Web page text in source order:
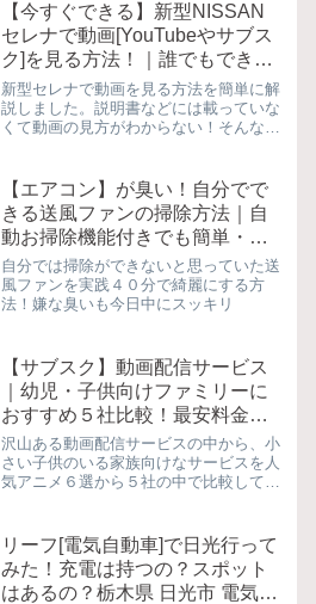
【今すぐできる】新型NISSAN
セレナで動画[YouTubeやサブス
ク]を見る方法！｜誰でもできる
簡単解説
新型セレナで動画を見る方法を簡単に解
説しました。説明書などには載っていな
くて動画の見方がわからない！そんな方
【エアコン】が臭い！自分でで
きる送風ファンの掃除方法｜自
動お掃除機能付きでも簡単・安
全・3,000円以下｜悩み解決
自分では掃除ができないと思っていた送
風ファンを実践４０分で綺麗にする方
法！嫌な臭いも今日中にスッキリ
【サブスク】動画配信サービス
｜幼児・子供向けファミリーに
おすすめ５社比較！最安料金は
どこ？
沢山ある動画配信サービスの中から、小
さい子供のいる家族向けなサービスを人
気アニメ６選から５社の中で比較してみ
リーフ[電気自動車]で日光行って
みた！充電は持つの？スポット
はあるの？栃木県 日光市 電気自